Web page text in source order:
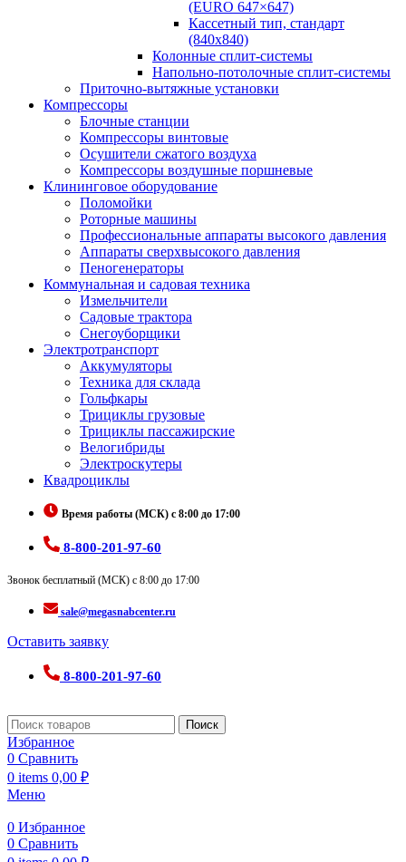
(EURO 647×647)
Кассетный тип, стандарт
(840х840)
Колонные сплит-системы
Напольно-потолочные сплит-системы
Приточно-вытяжные установки
Компрессоры
Блочные станции
Компрессоры винтовые
Осушители сжатого воздуха
Компрессоры воздушные поршневые
Клининговое оборудование
Поломойки
Роторные машины
Профессиональные аппараты высокого давления
Аппараты сверхвысокого давления
Пеногенераторы
Коммунальная и садовая техника
Измельчители
Садовые трактора
Снегоуборщики
Электротранспорт
Аккумуляторы
Техника для склада
Гольфкары
Трициклы грузовые
Трициклы пассажирские
Велогибриды
Электроскутеры
Квадроциклы
Время работы (МСК) с 8:00 до 17:00
8-800-201-97-60
Звонок бесплатный (МСК) с 8:00 до 17:00
sale@megasnabcenter.ru
Оставить заявку
8-800-201-97-60
Поиск
Избранное
0 Сравнить
0 items 0,00 ₽
Меню
0 Избранное
0 Сравнить